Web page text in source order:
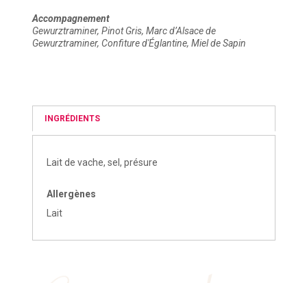
Accompagnement
Gewurztraminer, Pinot Gris, Marc d’Alsace de
Gewurztraminer, Confiture d'Églantine, Miel de Sapin
INGRÉDIENTS
Lait de vache, sel, présure
Allergènes
Lait